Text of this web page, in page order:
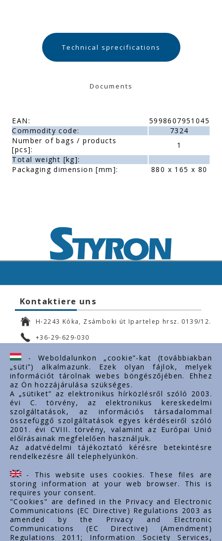
Technical sprecifications
Documents
EAN:
5998607951045
Commodity code:
7324
Number of bags / products
[pcs]:
1
Total weight [kg]:
Packaging dimension [mm]:
880 x 165 x 80
Kontaktiere uns
H-2243 Kóka, Zsámboki út Ipartelep hrsz. 0139/12.
+36-29-629-030
ertekesites@styron.hu
export@styron.hu
www.styron.hu
Important links
Über uns
Dokumente
Kontakt
Karriere
- Weboldalunkon „cookie”-kat (továbbiakban
„süti”) alkalmazunk. Ezek olyan fájlok, melyek
információt tárolnak webes böngészőjében. Ehhez
az Ön hozzájárulása szükséges.
A „sütiket” az elektronikus hírközlésről szóló 2003.
évi C. törvény, az elektronikus kereskedelmi
szolgáltatások, az információs társadalommal
összefüggő szolgáltatások egyes kérdéseiről szóló
2001. évi CVIII. törvény, valamint az Európai Unió
előírásainak megfelelően használjuk.
Az adatvédelmi tájékoztató kérésre betekintésre
rendelkezésre áll telephelyünkön.
- This website uses cookies. These files are
storing information at your web browser. This is
requires your consent.
"Cookies" are defined in the Privacy and Electronic
Communications (EC Directive) Regulations 2003 as
amended by the Privacy and Electronic
Communications (EC Directive) (Amendment)
Regulations 2011; Information Society Services,